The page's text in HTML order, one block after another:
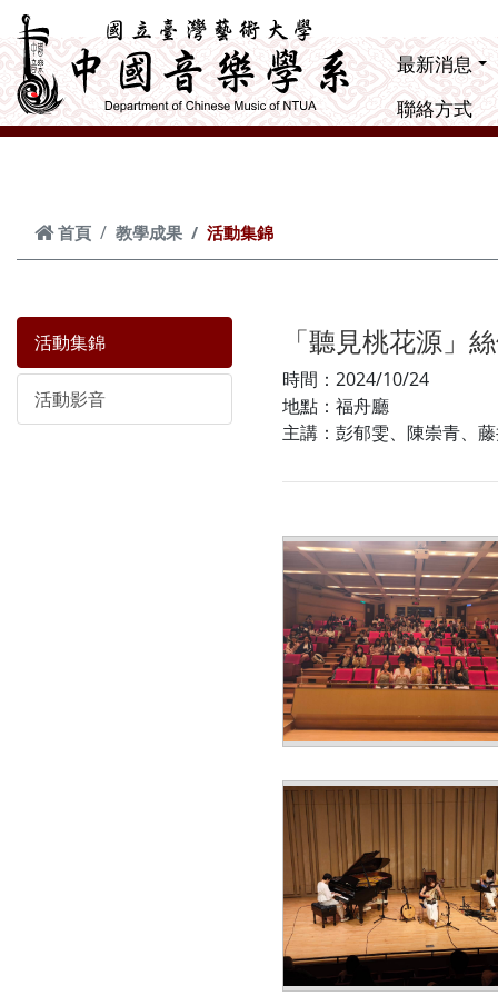
跳到主要內容
最新消息
聯絡方式
首頁 教學成果 活動集錦
活動集錦
活動影音
「聽見桃花源」
時間：2024/10/24
地點：福舟廳
主講：彭郁雯、陳崇青、